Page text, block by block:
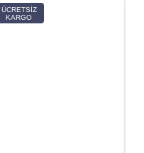
ÜCRETSIZ
KARGO